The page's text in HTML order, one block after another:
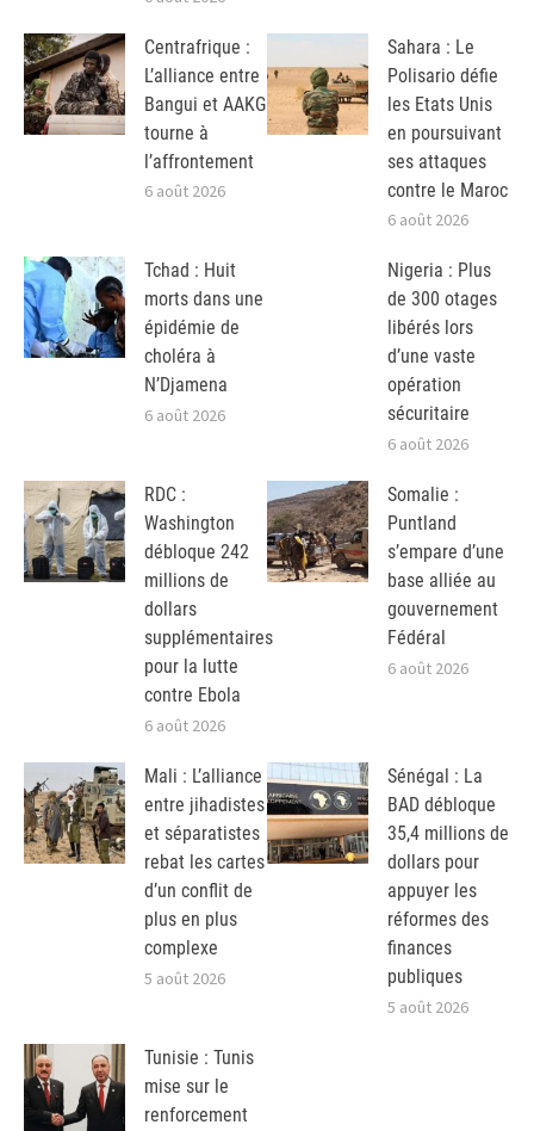
Centrafrique :
L’alliance entre
Bangui et AAKG
tourne à
l’affrontement
6 août 2026
Sahara : Le
Polisario défie
les Etats Unis
en poursuivant
ses attaques
contre le Maroc
6 août 2026
Tchad : Huit
morts dans une
épidémie de
choléra à
N’Djamena
6 août 2026
Nigeria : Plus
de 300 otages
libérés lors
d’une vaste
opération
sécuritaire
6 août 2026
RDC :
Washington
débloque 242
millions de
dollars
supplémentaires
pour la lutte
contre Ebola
6 août 2026
Somalie :
Puntland
s’empare d’une
base alliée au
gouvernement
Fédéral
6 août 2026
Mali : L’alliance
entre jihadistes
et séparatistes
rebat les cartes
d’un conflit de
plus en plus
complexe
5 août 2026
Sénégal : La
BAD débloque
35,4 millions de
dollars pour
appuyer les
réformes des
finances
publiques
5 août 2026
Tunisie : Tunis
mise sur le
renforcement